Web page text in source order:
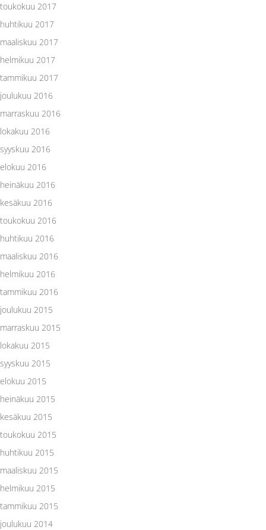
toukokuu 2017
huhtikuu 2017
maaliskuu 2017
helmikuu 2017
tammikuu 2017
joulukuu 2016
marraskuu 2016
lokakuu 2016
syyskuu 2016
elokuu 2016
heinäkuu 2016
kesäkuu 2016
toukokuu 2016
huhtikuu 2016
maaliskuu 2016
helmikuu 2016
tammikuu 2016
joulukuu 2015
marraskuu 2015
lokakuu 2015
syyskuu 2015
elokuu 2015
heinäkuu 2015
kesäkuu 2015
toukokuu 2015
huhtikuu 2015
maaliskuu 2015
helmikuu 2015
tammikuu 2015
joulukuu 2014